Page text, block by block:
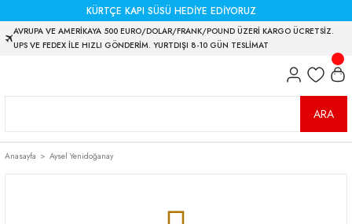
KÜRTÇE KAPI SÜSÜ HEDİYE EDİYORUZ
AVRUPA VE AMERİKAYA 500 EURO/DOLAR/FRANK/POUND ÜZERİ KARGO ÜCRETSİZ.
UPS VE FEDEX İLE HIZLI GÖNDERİM. YURTDIŞI 8-10 GÜN TESLİMAT
ARA
Anasayfa Aysel Yenidoğanay